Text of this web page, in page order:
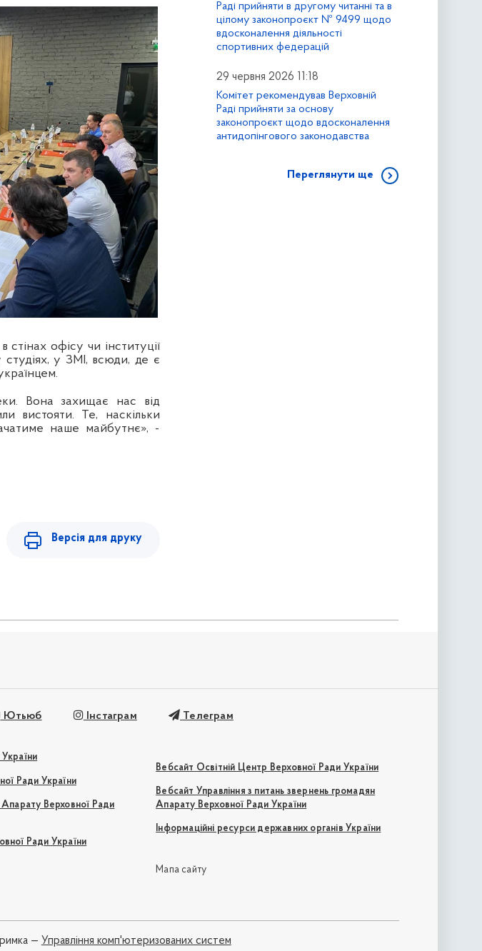
офісу чи інституції
студіях, у ЗМІ, всюди, де є
Вона захищає нас від
вистояти. Те, наскільки
наше майбутнє», -
Версія для друку
Раді прийняти в другому читанні та в
цілому законопроєкт № 9499 щодо
вдосконалення діяльності
спортивних федерацій
29 червня 2026 11:18
Комітет рекомендував Верховній
Раді прийняти за основу
законопроєкт щодо вдосконалення
антидопінгового законодавства
Переглянути ще
Ютьюб Інстаграм Телеграм
Ради України
Апарату Верховної Ради
Ради України
Вебсайт Освітній Центр Верховної Ради України
Вебсайт Управління з питань звернень громадян
Апарату Верховної Ради України
Інформаційні ресурси державних органів України
Мапа сайту
— Управління комп'ютеризованих систем